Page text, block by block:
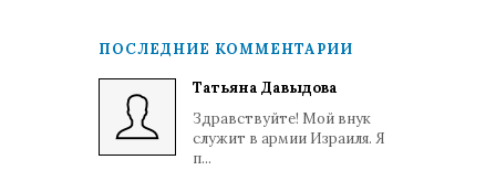
ПОСЛЕДНИЕ КОММЕНТАРИИ
Татьяна Давыдова
Здравствуйте! Мой внук
служит в армии Израиля. Я
п...